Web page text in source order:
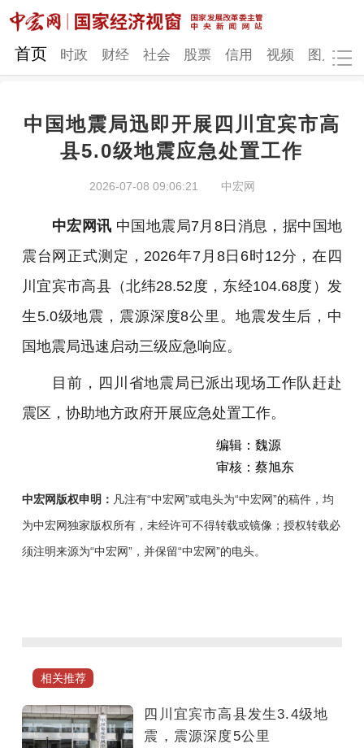
网站地图
时政 财经 社会 股票
图片
地方发展
首页 时政 财经 社会 股票 信用 视频 图片
中国地震局迅即开展四川宜宾市高
县5.0级地震应急处置工作
2026-07-08 09:06:21 中宏网
中宏网讯 中国地震局7月8日消息，据中国地
震台网正式测定，2026年7月8日6时12分，在四
川宜宾市高县（北纬28.52度，东经104.68度）发
生5.0级地震，震源深度8公里。地震发生后，中
国地震局迅速启动三级应急响应。
目前，四川省地震局已派出现场工作队赶赴
震区，协助地方政府开展应急处置工作。
编辑：魏源
审核：蔡旭东
中宏网版权申明： 凡注有“中宏网”或电头为“中宏网”的稿件，均
为中宏网独家版权所有，未经许可不得转载或镜像；授权转载必
须注明来源为“中宏网”，并保留“中宏网”的电头。
震
网
正
相关推荐
四川宜宾市高县发生3.4级地
震，震源深度5公里